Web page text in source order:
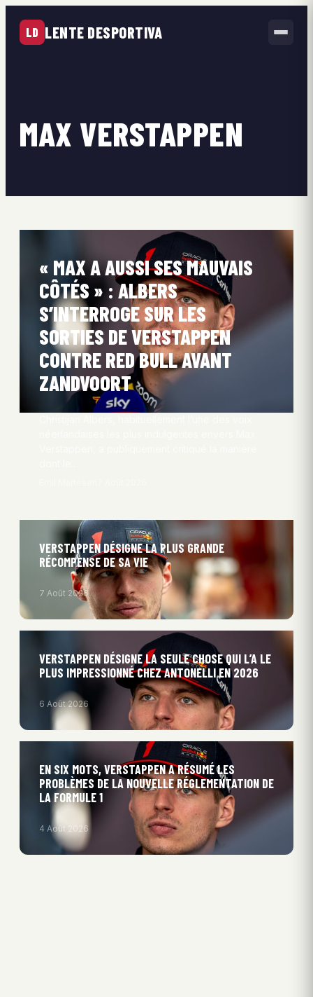
LD LENTE DESPORTIVA
MAX VERSTAPPEN
« MAX A AUSSI SES MAUVAIS
CÔTÉS » : ALBERS
S’INTERROGE SUR LES
SORTIES DE VERSTAPPEN
CONTRE RED BULL AVANT
ZANDVOORT
VERSTAPPEN DÉSIGNE LA PLUS GRANDE
RÉCOMPENSE DE SA VIE
7 Août 2026
VERSTAPPEN DÉSIGNE LA SEULE CHOSE QUI L’A LE
PLUS IMPRESSIONNÉ CHEZ ANTONELLI EN 2026
6 Août 2026
EN SIX MOTS, VERSTAPPEN A RÉSUMÉ LES
PROBLÈMES DE LA NOUVELLE RÉGLEMENTATION DE
LA FORMULE 1
4 Août 2026